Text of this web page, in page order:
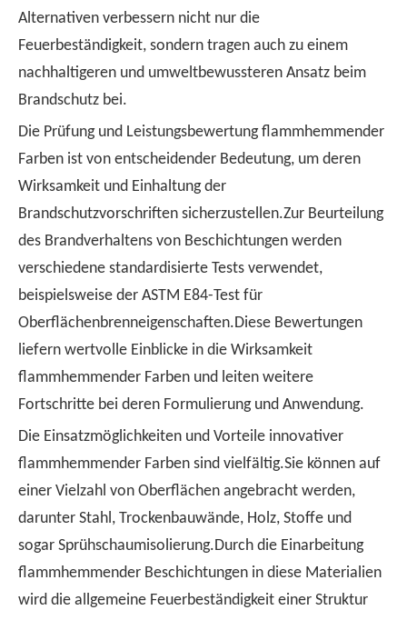
Alternativen verbessern nicht nur die
Feuerbeständigkeit, sondern tragen auch zu einem
nachhaltigeren und umweltbewussteren Ansatz beim
Brandschutz bei.
Die Prüfung und Leistungsbewertung flammhemmender
Farben ist von entscheidender Bedeutung, um deren
Wirksamkeit und Einhaltung der
Brandschutzvorschriften sicherzustellen.Zur Beurteilung
des Brandverhaltens von Beschichtungen werden
verschiedene standardisierte Tests verwendet,
beispielsweise der ASTM E84-Test für
Oberflächenbrenneigenschaften.Diese Bewertungen
liefern wertvolle Einblicke in die Wirksamkeit
flammhemmender Farben und leiten weitere
Fortschritte bei deren Formulierung und Anwendung.
Die Einsatzmöglichkeiten und Vorteile innovativer
flammhemmender Farben sind vielfältig.Sie können auf
einer Vielzahl von Oberflächen angebracht werden,
darunter Stahl, Trockenbauwände, Holz, Stoffe und
sogar Sprühschaumisolierung.Durch die Einarbeitung
flammhemmender Beschichtungen in diese Materialien
wird die allgemeine Feuerbeständigkeit einer Struktur